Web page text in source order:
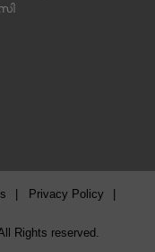
Privacy Policy
All Rights reserved.